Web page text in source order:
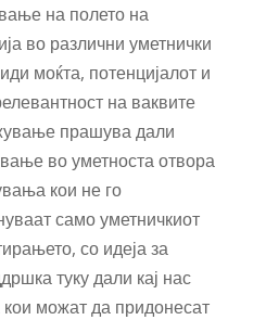
на полето на
во различни уметнички
моќта, потенцијалот и
на ваквите
прашува дали
во уметноста отвора
кои не го
само уметничкиот
со идеја за
туку дали кај нас
можат да придонесат